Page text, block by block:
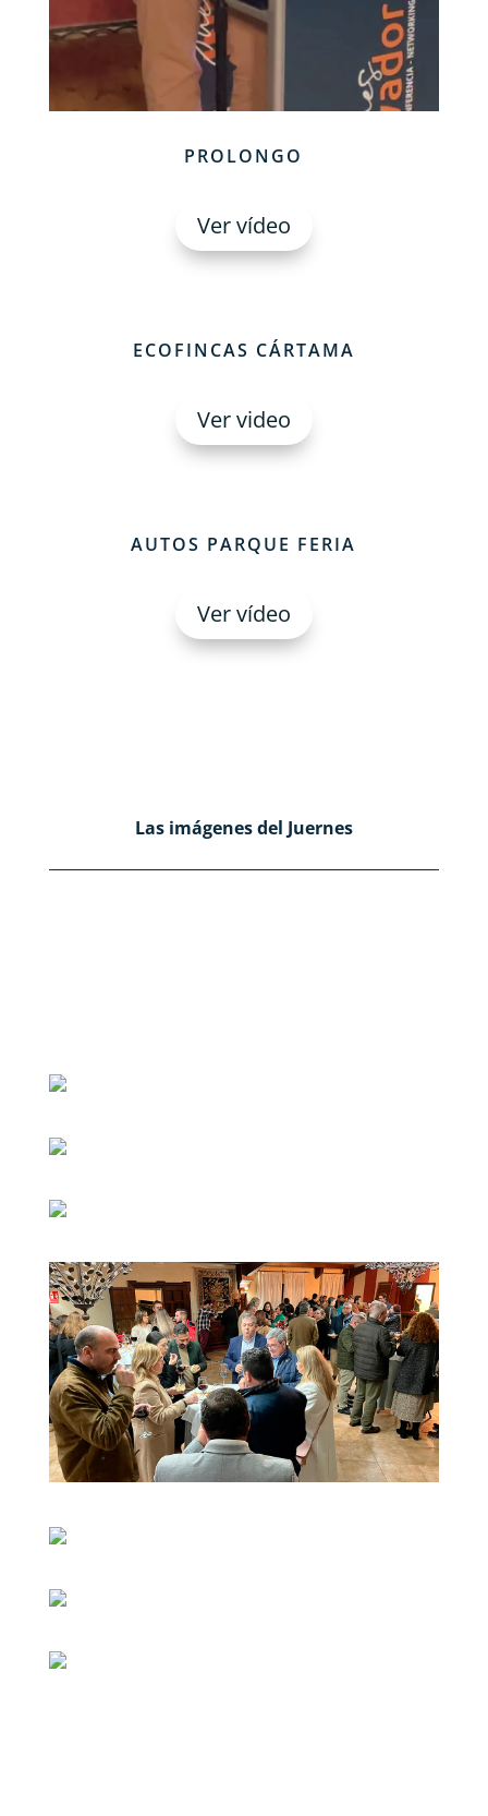
PROLONGO
Ver vídeo
ECOFINCAS CÁRTAMA
Ver video
AUTOS PARQUE FERIA
Ver vídeo
Las imágenes del Juernes